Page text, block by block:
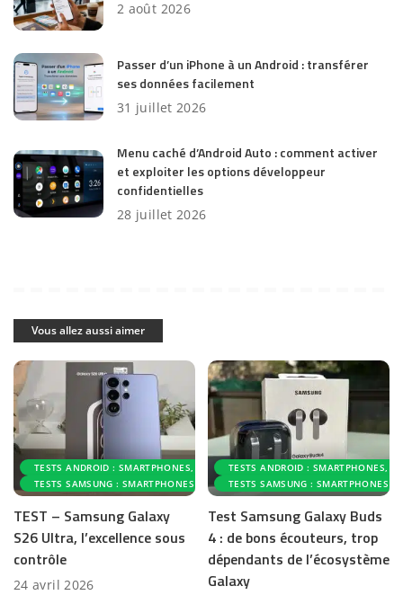
2 août 2026
Passer d’un iPhone à un Android : transférer
ses données facilement
31 juillet 2026
Menu caché d’Android Auto : comment activer
et exploiter les options développeur
confidentielles
28 juillet 2026
Vous allez aussi aimer
TESTS ANDROID : SMARTPHONES, ACCESSOIRES ET APPLICATIONS
TESTS SAMSUNG : SMARTPHONES ET ACCESSOIRES
TEST – Samsung Galaxy
S26 Ultra, l’excellence sous
contrôle
24 avril 2026
TESTS ANDROID : SMARTPHONES,
TESTS SAMSUNG : SMARTPHONES
Test Samsung Galaxy Buds
4 : de bons écouteurs, trop
dépendants de l’écosystème
Galaxy